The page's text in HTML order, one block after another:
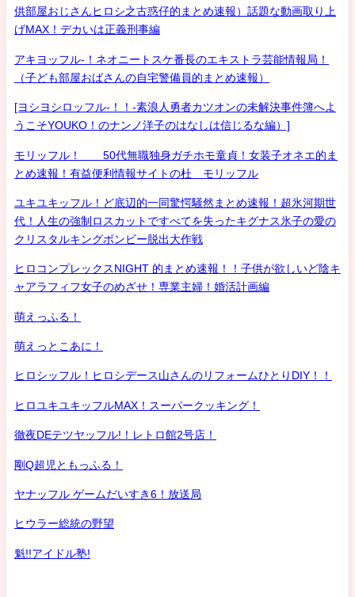
供部屋おじさんヒロシ之古惑仔的まとめ速報）話題な動画取り上
げMAX！デカいは正義刑事編
アキヨッフル-！ネオニートスケ番長のエキストラ芸能情報局！
（子ども部屋おばさんの自宅警備員的まとめ速報）
[ヨシヨシロッフル-！！-素浪人勇者カツオンの未解決事件簿へよ
うこそYOUKO！のナンノ洋子のはなしは信じるな編）]
モリッフル！ 50代無職独身ガチホモ童貞！女装子オネエ的ま
とめ速報！有益便利情報サイトの杜 モリッフル
ユキユキッフル！ど底辺的一同驚愕騒然まとめ速報！超氷河期世
代！人生の強制ロスカットですべてを失ったキグナス氷子の愛の
クリスタルキングボンビー脱出大作戦
ヒロコンプレックスNIGHT 的まとめ速報！！子供が欲しいど陰キ
ャアラフィフ女子のめざせ！専業主婦！婚活計画編
萌えっふる！
萌えっとこあに！
ヒロシッフル！ヒロシデース山さんのリフォームひとりDIY！！
ヒロユキユキッフルMAX！スーパークッキング！
徹夜DEテツヤッフル!！レトロ館2号店！
剛Q超児ともっふる！
ヤナッフル ゲームだいすき6！放送局
ヒウラー総統の野望
魁!!アイドル塾!